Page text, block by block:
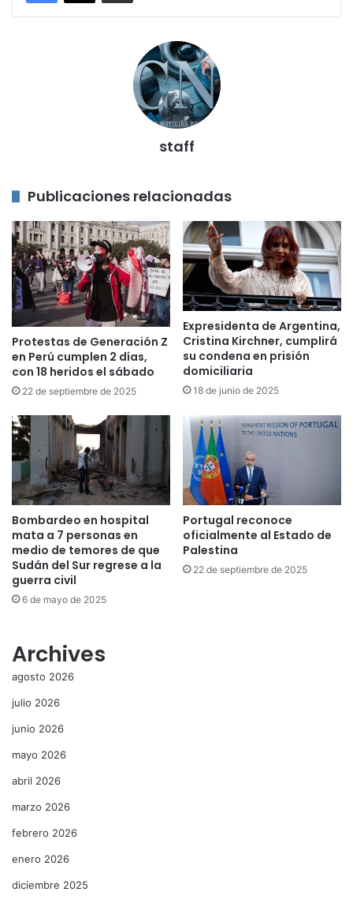
staff
Publicaciones relacionadas
Protestas de Generación Z
en Perú cumplen 2 días,
con 18 heridos el sábado
22 de septiembre de 2025
Expresidenta de Argentina,
Cristina Kirchner, cumplirá
su condena en prisión
domiciliaria
18 de junio de 2025
Bombardeo en hospital
mata a 7 personas en
medio de temores de que
Sudán del Sur regrese a la
guerra civil
6 de mayo de 2025
Portugal reconoce
oficialmente al Estado de
Palestina
22 de septiembre de 2025
Archives
agosto 2026
julio 2026
junio 2026
mayo 2026
abril 2026
marzo 2026
febrero 2026
enero 2026
diciembre 2025